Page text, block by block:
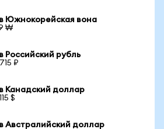
Южнокорейская вона
₩
Российский рубль
₽
Канадский доллар
$
Австралийский доллар